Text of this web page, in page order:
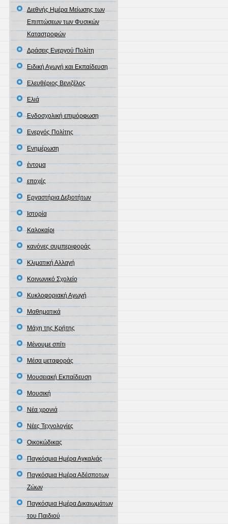
Διεθνής Ημέρα Μείωσης των
Επιπτώσεων των Φυσικών
Καταστροφών
Δράσεις Ενεργού Πολίτη
Ειδική Αγωγή και Εκπαίδευση
Ελευθέριος Βενιζέλος
Ελιά
Ενδοσχολική επιμόρφωση
Ενεργός Πολίτης
Ενημέρωση
έντομα
εποχές
Εργαστήρια Δεξιοτήτων
Ιστορία
Καλοκαίρι
κανόνες συμπεριφοράς
Κλιματική Αλλαγή
Κοινωνικό Σχολείο
Κυκλοφοριακή Αγωγή
Μαθηματικά
Μάχη της Κρήτης
Μένουμε σπίτι
Μέσα μεταφοράς
Μουσειακή Εκπαίδευση
Μουσική
Νέα χρονιά
Νέες Τεχνολoγίες
Οικοκώδικας
Παγκόσμια Ημέρα Αγκαλιάς
Παγκόσμια Ημέρα Αδέσποτων
Ζώων
Παγκόσμια Ημέρα Δικαιωμάτων
του Παιδιού